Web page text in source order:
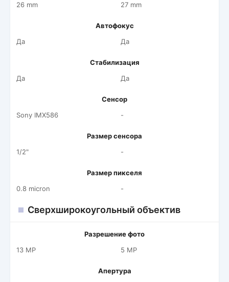
26 mm
27 mm
Автофокус
Да
Да
Стабилизация
Да
Да
Сенсор
Sony IMX586
-
Размер сенсора
1/2"
-
Размер пикселя
0.8 micron
-
Сверхширокоугольный объектив
Разрешение фото
13 MP
5 MP
Апертура